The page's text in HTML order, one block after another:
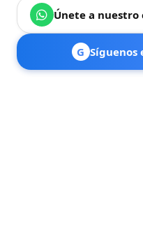
Únete a nuestro
G Síguenos